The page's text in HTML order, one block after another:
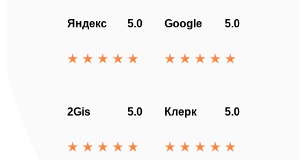
Яндекс 5.0 Google 5.0
2Gis 5.0 Клерк 5.0